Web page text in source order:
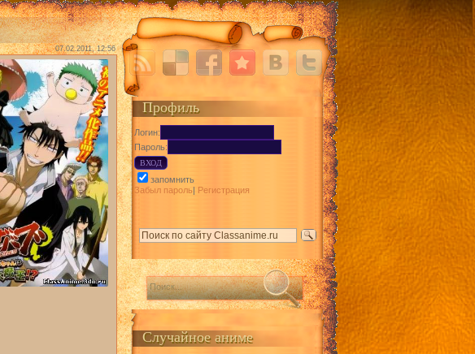
07.02.2011, 12:56
Профиль
Логин:
Пароль:
запомнить
Забыл пароль| Регистрация
Случайное аниме